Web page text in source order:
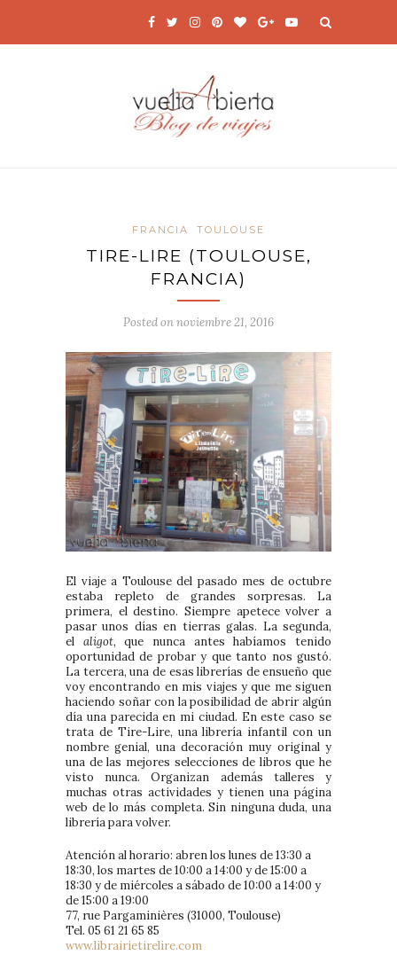
FRANCIA TOULOUSE
TIRE-LIRE (TOULOUSE,
FRANCIA)
Posted onnoviembre 21, 2016
El viaje a Toulouse del pasado mes de octubre
estaba repleto de grandes sorpresas. La
primera, el destino. Siempre apetece volver a
pasar unos días en tierras galas. La segunda,
el aligot,que nunca antes habíamos tenido
oportunidad de probar y que tanto nos gustó.
La tercera, una de esas librerías de ensueño que
voy encontrando en mis viajes y que me siguen
haciendo soñar con la posibilidad de abrir algún
día una parecida en mi ciudad. En este caso se
trata de Tire-Lire, una librería infantil con un
nombre genial, una decoración muy original y
una de las mejores selecciones de libros que he
visto nunca. Organizan además talleres y
muchas otras actividades y tienen una página
web de lo más completa. Sin ninguna duda, una
librería para volver.
Atención al horario: abren los lunes de 13:30 a
18:30, los martes de 10:00 a 14:00 y de 15:00 a
18:30 y de miércoles a sábado de 10:00 a 14:00 y
de 15:00 a 19:00
77, rue Pargaminières (31000, Toulouse)
Tel. 05 61 21 65 85
www.librairietirelire.com